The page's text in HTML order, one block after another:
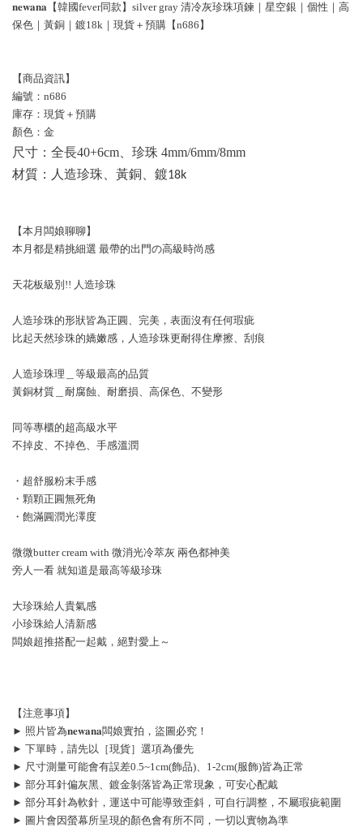
𝐧𝐞𝐰𝐚𝐧𝐚【韓國fever同款】silver gray 清冷灰珍珠項鍊｜星空銀｜個性｜高
保色｜黃銅｜鍍18k｜現貨＋預購【n686】
【商品資訊】
編號：n686
庫存：現貨＋預購
顏色：金
尺寸：全長40+6cm、珍珠 4mm/6mm/8mm
材質： 人造珍珠、黃銅、鍍18k
【本月闆娘聊聊】
本月都是精挑細選 最帶的出門の高級時尚感
天花板級別!! 人造珍珠
人造珍珠的形狀皆為正圓、完美，表面沒有任何瑕疵
比起天然珍珠的嬌嫩感，人造珍珠更耐得住摩擦、刮痕
人造珍珠理＿等級最高的品質
黃銅材質＿耐腐蝕、耐磨損、高保色、不變形
同等專櫃的超高級水平
不掉皮、不掉色、手感溫潤
・超舒服粉末手感
・顆顆正圓無死角
・飽滿圓潤光澤度
微微butter cream with 微消光冷萃灰 兩色都神美
旁人一看 就知道是最高等級珍珠
大珍珠給人貴氣感
小珍珠給人清新感
闆娘超推搭配一起戴，絕對愛上～
【注意事項】
► 照片皆為𝐧𝐞𝐰𝐚𝐧𝐚闆娘實拍，盜圖必究！
► 下單時，請先以［現貨］選項為優先
► 尺寸測量可能會有誤差0.5~1cm(飾品)、1-2cm(服飾)皆為正常
► 部分耳針偏灰黑、鍍金剝落皆為正常現象，可安心配戴
► 部分耳針為軟針，運送中可能導致歪斜，可自行調整，不屬瑕疵範圍
► 圖片會因螢幕所呈現的顏色會有所不同，一切以實物為準